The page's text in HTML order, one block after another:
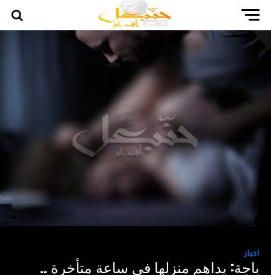
أخبار
باجة: يداهم منزلها في ساعة متأخرة ..